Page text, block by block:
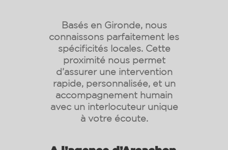
Basés en Gironde, nous
connaissons parfaitement les
spécificités locales. Cette
proximité nous permet
d’assurer une intervention
rapide, personnalisée, et un
accompagnement humain
avec un interlocuteur unique
à votre écoute.